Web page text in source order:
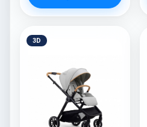
3D